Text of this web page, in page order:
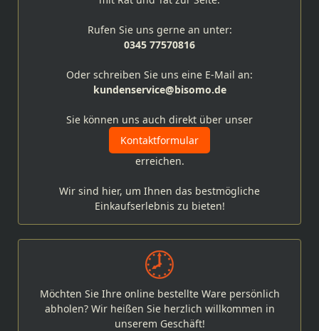
Rufen Sie uns gerne an unter:
0345 77570816
Oder schreiben Sie uns eine E-Mail an:
kundenservice@bisomo.de
Sie können uns auch direkt über unser
Kontaktformular
erreichen.
Wir sind hier, um Ihnen das bestmögliche
Einkaufserlebnis zu bieten!
Möchten Sie Ihre online bestellte Ware persönlich
abholen? Wir heißen Sie herzlich willkommen in
unserem Geschäft!